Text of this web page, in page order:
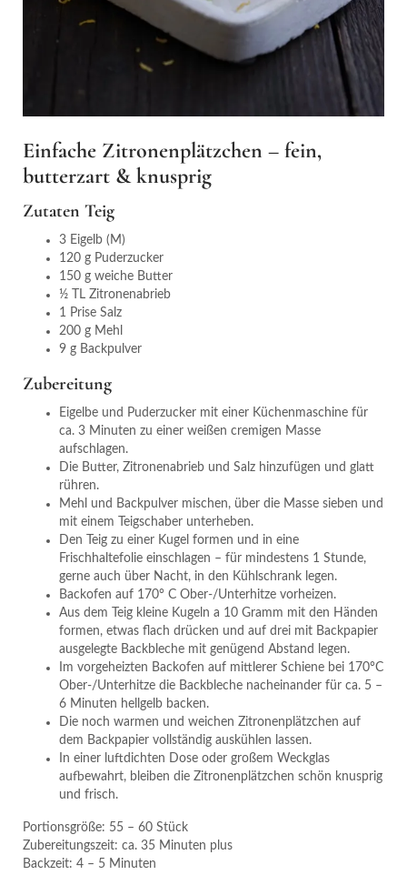
Einfache Zitronenplätzchen – fein,
butterzart & knusprig
Zutaten Teig
3 Eigelb (M)
120 g Puderzucker
150 g weiche Butter
½ TL Zitronenabrieb
1 Prise Salz
200 g Mehl
9 g Backpulver
Zubereitung
Eigelbe und Puderzucker mit einer Küchenmaschine für
ca. 3 Minuten zu einer weißen cremigen Masse
aufschlagen.
Die Butter, Zitronenabrieb und Salz hinzufügen und glatt
rühren.
Mehl und Backpulver mischen, über die Masse sieben und
mit einem Teigschaber unterheben.
Den Teig zu einer Kugel formen und in eine
Frischhaltefolie einschlagen – für mindestens 1 Stunde,
gerne auch über Nacht, in den Kühlschrank legen.
Backofen auf 170° C Ober-/Unterhitze vorheizen.
Aus dem Teig kleine Kugeln a 10 Gramm mit den Händen
formen, etwas flach drücken und auf drei mit Backpapier
ausgelegte Backbleche mit genügend Abstand legen.
Im vorgeheizten Backofen auf mittlerer Schiene bei 170°C
Ober-/Unterhitze die Backbleche nacheinander für ca. 5 –
6 Minuten hellgelb backen.
Die noch warmen und weichen Zitronenplätzchen auf
dem Backpapier vollständig auskühlen lassen.
In einer luftdichten Dose oder großem Weckglas
aufbewahrt, bleiben die Zitronenplätzchen schön knusprig
und frisch.
Portionsgröße: 55 – 60 Stück
Zubereitungszeit: ca. 35 Minuten plus
Backzeit: 4 – 5 Minuten